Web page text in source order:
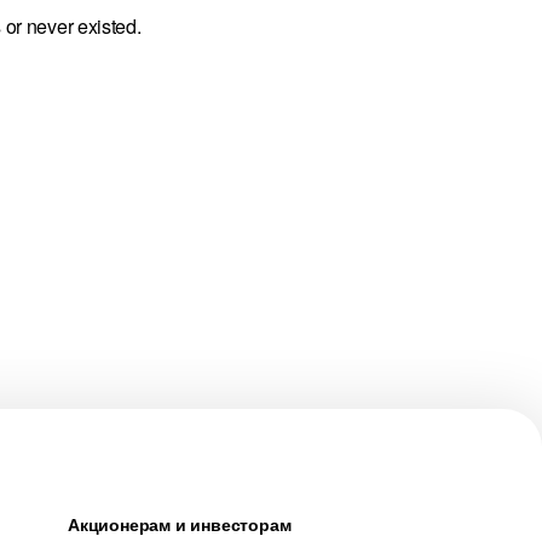
never existed.
Акционерам и инвесторам